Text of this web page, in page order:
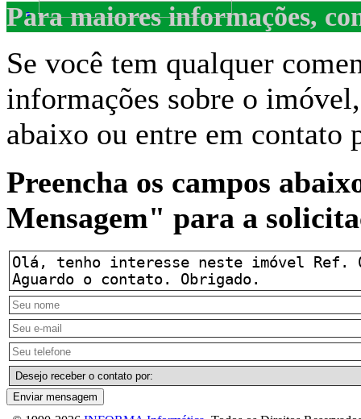
Para maiores informações,
Se você tem qualquer
informações sobre o
abaixo ou entre em contato
Preencha os campos
Mensagem" para a
Enviar mensagem